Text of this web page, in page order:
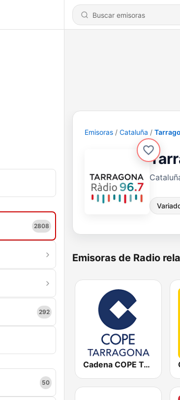
2808
292
50
Emisoras Cataluña
Emisoras de Radio
Cadena COPE Tarragona